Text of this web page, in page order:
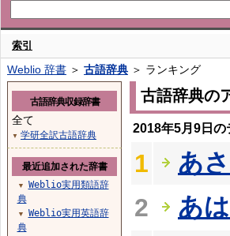
索引
Weblio 辞書 ＞ 古語辞典 ＞ ランキング
古語辞典の
2018年5月9日の
1
あ
2
あ
古語辞典収録辞書
全て
▼ 学研全訳古語辞典
最近追加された辞書
▼
Weblio実用類語辞
典
▼
Weblio実用英語辞
典